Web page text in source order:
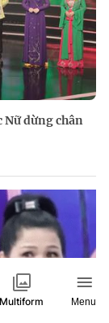
Nữ dừng chân
Multiform Menu